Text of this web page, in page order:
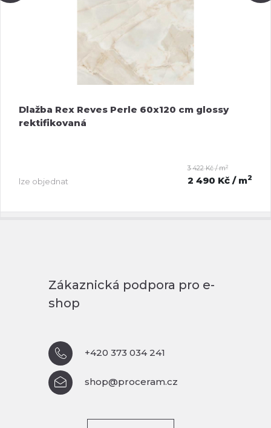
Dlažba Rex Reves Perle 60x120 cm glossy
rektifikovaná
lze objednat
3 422 Kč / m2
2 490 Kč / m2
Zákaznická podpora pro e-
shop
+420 373 034 241
shop@proceram.cz